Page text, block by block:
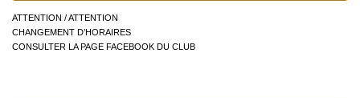
ATTENTION / ATTENTION
CHANGEMENT D’HORAIRES
CONSULTER LA PAGE FACEBOOK DU CLUB